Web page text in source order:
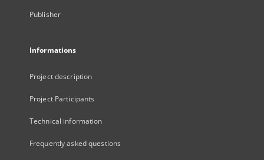
Publisher
Informations
Project description
Project Participants
Technical information
Frequently asked questions